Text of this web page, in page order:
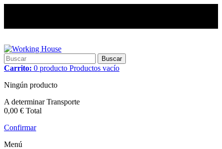
Buscar
Carrito: 0 producto Productos vacío
Ningún producto
A determinarTransporte
0,00 € Total
Confirmar
Menú